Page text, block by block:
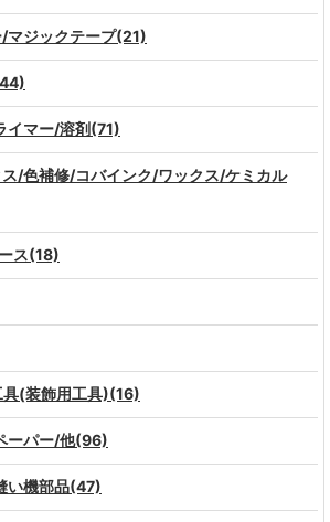
マジックテープ(21)
イマー/溶剤(71)
/色補修/コバインク/ワックス/ケミカル
ス(18)
具(装飾用工具)(16)
ーパー/他(96)
い機部品(47)